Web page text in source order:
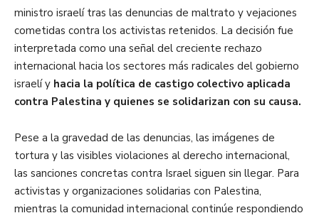
ministro israelí tras las denuncias de maltrato y vejaciones
cometidas contra los activistas retenidos. La decisión fue
interpretada como una señal del creciente rechazo
internacional hacia los sectores más radicales del gobierno
israelí y hacia la política de castigo colectivo aplicada
contra Palestina y quienes se solidarizan con su causa.
Pese a la gravedad de las denuncias, las imágenes de
tortura y las visibles violaciones al derecho internacional,
las sanciones concretas contra Israel siguen sin llegar. Para
activistas y organizaciones solidarias con Palestina,
mientras la comunidad internacional continúe respondiendo